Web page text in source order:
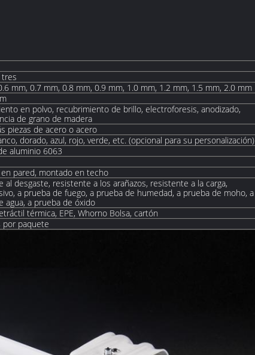
tres
mm, 0.7 mm, 0.8 mm, 0.9 mm, 1.0 mm, 1.2 mm, 1.5 mm, 2.0 mm
en polvo, recubrimiento de brillo, electroforesis, anodizado,
de grano de madera
piezas de acero o acero
dorado, azul, rojo, verde, etc. (opcional para su personalización)
aluminio 6063
pared, montado en techo
al desgaste, resistente a los arañazos, resistente a la carga,
a prueba de fuego, a prueba de humedad, a prueba de moho, a
agua, a prueba de óxido
térmica, EPE, Whorno Bolsa, cartón
por paquete